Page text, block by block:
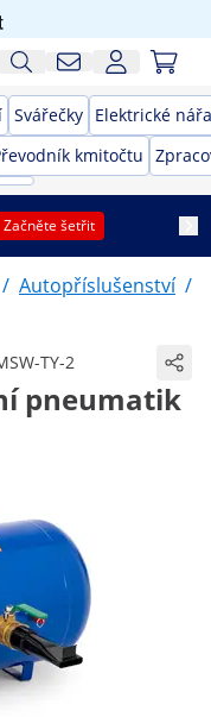
Svářečky Elektrické
kmitočtu
Začněte šetřit
/ Autopříslušenství /
TY-2
pneumatik